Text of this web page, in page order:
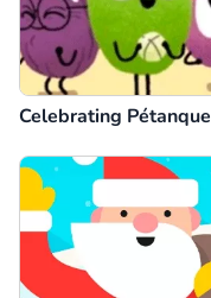
Celebrating Pétanque